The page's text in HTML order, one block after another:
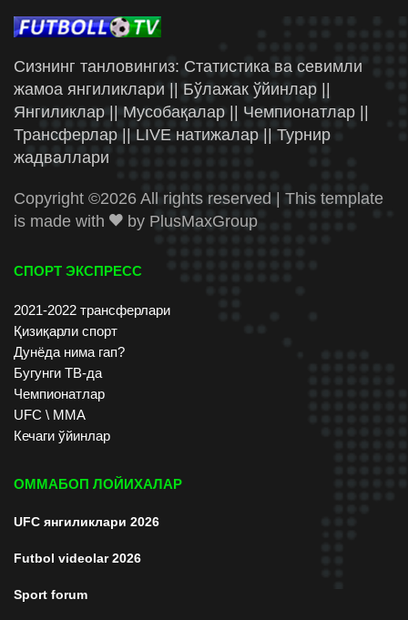
Сизнинг танловингиз: Статистика ва севимли
жамоа янгиликлари || Бўлажак ўйинлар ||
Янгиликлар || Мусобақалар || Чемпионатлар ||
Трансферлар || LIVE натижалар || Турнир
жадваллари
Copyright ©2026 All rights reserved | This template
is made with
by PlusMaxGroup
СПОРТ ЭКСПРЕСС
2021-2022 трансферлари
Қизиқарли спорт
Дунёда нима гап?
Бугунги ТВ-да
Чемпионатлар
UFC \ ММА
Кечаги ўйинлар
ОММАБОП ЛОЙИХАЛАР
UFC янгиликлари 2026
Futbol videolar 2026
Sport forum